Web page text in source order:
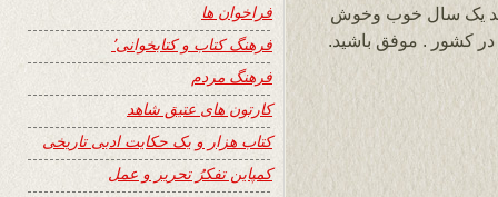
یک سال خوب وخوش
کشور . موفق باشید.
فراخوان ها
فرهنگ کتاب و کتابخوانی٬
فرهنگ مردم
کارتون های عتیق شاهد
کتاب هزار و یک حکایت ادبی تاریخی
کمپاین تفکرُ تحریر و عمل